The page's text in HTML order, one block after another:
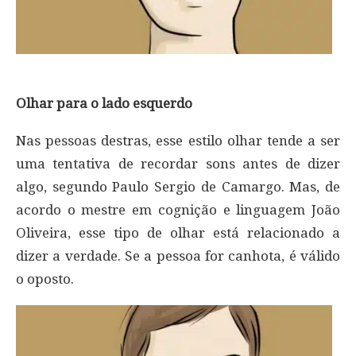
Olhar para o lado esquerdo
Nas pessoas destras, esse estilo olhar tende a ser
uma tentativa de recordar sons antes de dizer
algo, segundo Paulo Sergio de Camargo. Mas, de
acordo o mestre em cognição e linguagem João
Oliveira, esse tipo de olhar está relacionado a
dizer a verdade. Se a pessoa for canhota, é válido
o oposto.